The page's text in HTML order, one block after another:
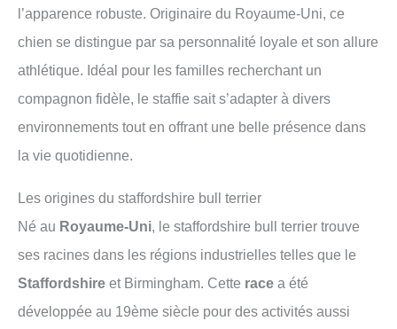
l’apparence robuste. Originaire du Royaume-Uni, ce
chien se distingue par sa personnalité loyale et son allure
athlétique. Idéal pour les familles recherchant un
compagnon fidèle, le staffie sait s’adapter à divers
environnements tout en offrant une belle présence dans
la vie quotidienne.
Les origines du staffordshire bull terrier
Né au Royaume-Uni, le staffordshire bull terrier trouve
ses racines dans les régions industrielles telles que le
Staffordshire et Birmingham. Cette race a été
développée au 19ème siècle pour des activités aussi